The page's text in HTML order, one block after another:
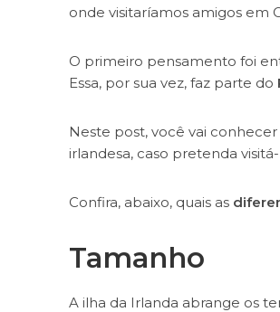
onde visitaríamos amigos em
O primeiro pensamento foi
Essa, por sua vez, faz parte do
Neste post, você vai
irlandesa, caso pretenda
Confira, abaixo, quais as
Tamanho
A ilha da Irlanda abrange os